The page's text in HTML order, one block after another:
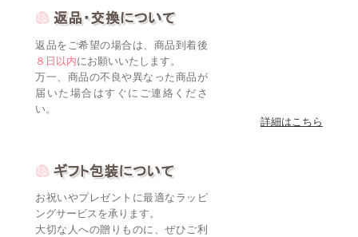
返品をご希望の場合は、商品到着後
８日以内にお願いいたします。
万一、商品の不良や異なった商品が
届いた場合はすぐにご連絡くださ
い。
詳細はこちら
お祝いやプレゼントに最適なラッピ
ングサービスを承ります。
大切な人への贈りものに、ぜひご利